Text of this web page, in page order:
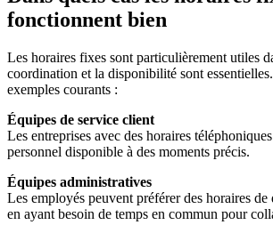
fonctionnent bien
Les horaires fixes sont particulièrement utiles
coordination et la disponibilité sont
exemples courants :
Équipes de service client
Les entreprises avec des horaires
personnel disponible à des moments précis.
Équipes administratives
Les employés peuvent préférer des horaires
en ayant besoin de temps en commun pour